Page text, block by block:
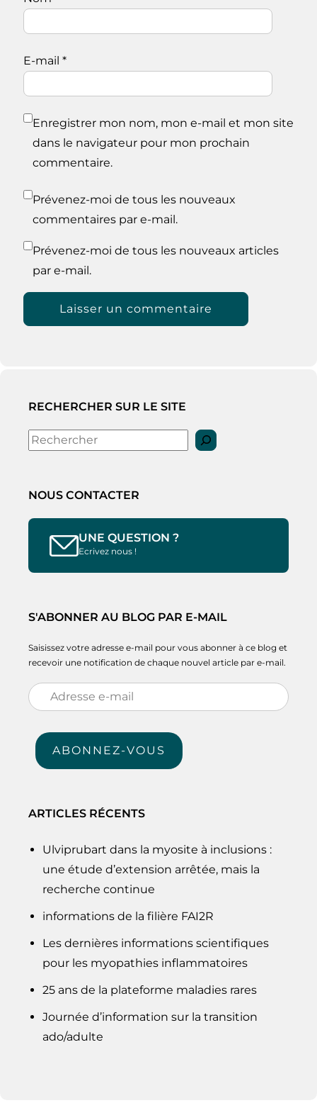
E-mail *
Enregistrer mon nom, mon e-mail et mon site
dans le navigateur pour mon prochain
commentaire.
Prévenez-moi de tous les nouveaux
commentaires par e-mail.
Prévenez-moi de tous les nouveaux articles
par e-mail.
RECHERCHER SUR LE SITE
Rechercher
NOUS CONTACTER
UNE QUESTION ?
Ecrivez nous !
S'ABONNER AU BLOG PAR E-MAIL
Saisissez votre adresse e-mail pour vous abonner à ce blog et
recevoir une notification de chaque nouvel article par e-mail.
Adresse
e-
mail
ABONNEZ-VOUS
ARTICLES RÉCENTS
Ulviprubart dans la myosite à inclusions :
une étude d’extension arrêtée, mais la
recherche continue
informations de la filière FAI2R
Les dernières informations scientifiques
pour les myopathies inflammatoires
25 ans de la plateforme maladies rares
Journée d’information sur la transition
ado/adulte